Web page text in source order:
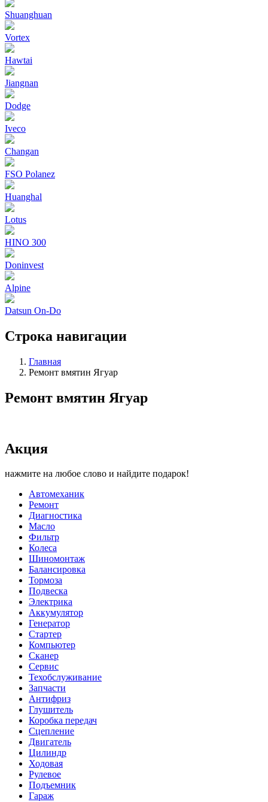
Shuanghuan
Vortex
Hawtai
Jiangnan
Dodge
Iveco
Changan
FSO Polanez
Huanghal
Lotus
HINO 300
Doninvest
Alpine
Datsun On-Do
Строка навигации
Главная
Ремонт вмятин Ягуар
Ремонт вмятин Ягуар
Акция
нажмите на любое слово и найдите подарок!
Автомеханик
Ремонт
Диагностика
Масло
Фильтр
Колеса
Шиномонтаж
Балансировка
Тормоза
Подвеска
Электрика
Аккумулятор
Генератор
Стартер
Компьютер
Сканер
Сервис
Техобслуживание
Запчасти
Антифриз
Глушитель
Коробка передач
Сцепление
Двигатель
Цилиндр
Ходовая
Рулевое
Подъемник
Гараж